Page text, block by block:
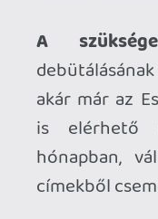
tartalmak is.
egyáltalán átverve,
egy kivételesen
tartom, ugyanakkor
helyzetben
szektor többi
szenvedélyesen
elég a